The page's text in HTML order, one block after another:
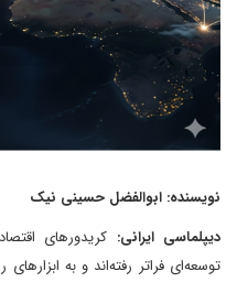
نویسنده: ابوالفضل حسینی نیک
دیپلماسی ایرانی: کریدورهای
توسعه‌ای فراتر رفته‌اند و به